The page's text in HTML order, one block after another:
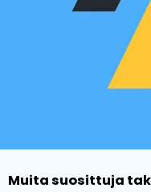
Muita suosittuja